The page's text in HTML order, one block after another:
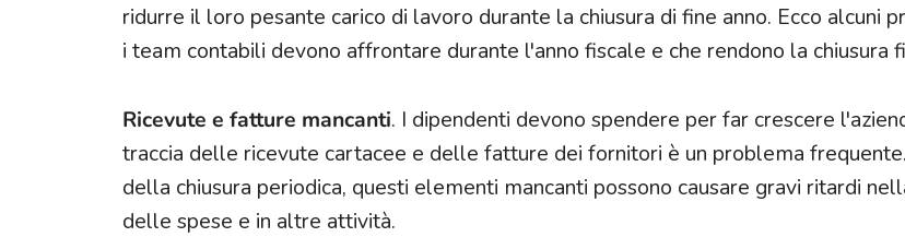
ridurre il loro pesante carico di lavoro durante la chiusura di fine anno. Ecco alcuni
i team contabili devono affrontare durante l'anno fiscale e che rendono la chiusura
Ricevute e fatture mancanti. I dipendenti devono spendere per far crescere
traccia delle ricevute cartacee e delle fatture dei fornitori è un problema
della chiusura periodica, questi elementi mancanti possono causare gravi ritardi
delle spese e in altre attività.